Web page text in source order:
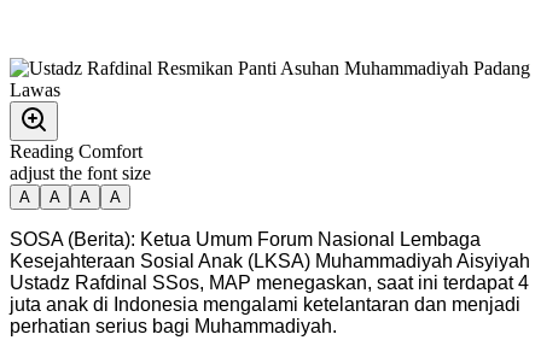
Reading Comfort
adjust the font size
A A A A
SOSA (Berita): Ketua Umum Forum Nasional Lembaga
Kesejahteraan Sosial Anak (LKSA) Muhammadiyah Aisyiyah
Ustadz Rafdinal SSos, MAP menegaskan, saat ini terdapat 4
juta anak di Indonesia mengalami ketelantaran dan menjadi
perhatian serius bagi Muhammadiyah.